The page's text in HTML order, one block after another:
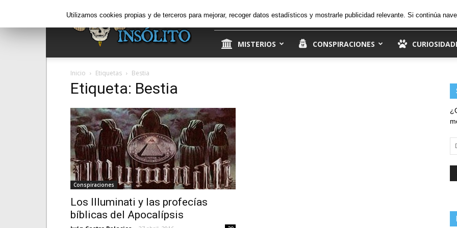
Insólito
22.6 C Madrid jueves, 6 de agosto de 2026 Ingresar
MISTERIOS CONSPIRACIONES
Inicio Etiquetas Bestia
Etiqueta: Bestia
Conspiraciones
Los Illuminati y las profecías
bíblicas del Apocalípsis
Utilizamos cookies propias y de terceros para mejorar, recoger datos estadísticos y mostrarle publicidad relevante. Si continúa